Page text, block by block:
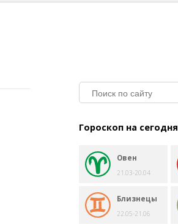
Гороскоп на сегодня
Овен
21.03-20.04
Близнецы
22.05-21.06